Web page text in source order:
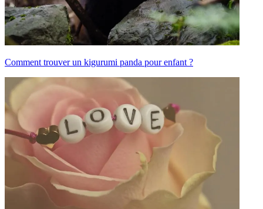
Comment trouver un kigurumi panda pour enfant ?